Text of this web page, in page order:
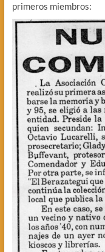
primeros miembros: